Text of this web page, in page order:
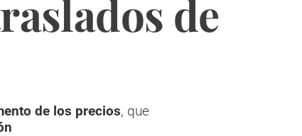
de
de los precios, que